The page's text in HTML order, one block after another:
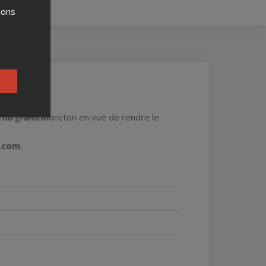
grand Moncton en vue de rendre le
.